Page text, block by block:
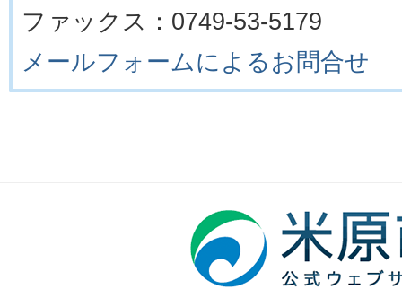
ファックス：0749-53-5179
メールフォームによるお問合せ